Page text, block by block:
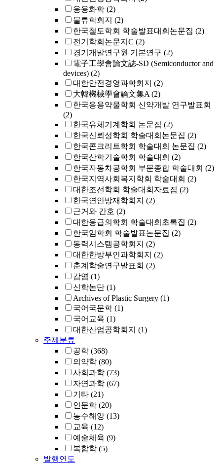
응용화학 (2)
물류학회지 (2)
한국철도학회 학술발표대회논문집 (2)
전기학회논문지C (2)
경기개발연구원 기본연구 (2)
電子工學會論文誌-SD (Semiconductor and
devices) (2)
대한안전경영과학회지 (2)
大韓機械學會論文集A (2)
한국응용약물학회 신약개발 연구발표회
(2)
한국유체기계학회 논문집 (2)
한국신뢰성학회 학술대회논문집 (2)
한국콘크리트학회 학술대회 논문집 (2)
한국산학기술학회 학술대회 (2)
한국자동차공학회 부문종합 학술대회 (2)
한국지역사회복지학회 학술대회 (2)
대한조선학회 학술대회자료집 (2)
한국연안방재학회지 (2)
근거와 간호 (2)
대한응급의학회 학술대회초록집 (2)
한국임학회 학술발표논문집 (2)
동력시스템공학회지 (2)
대한한방부인과학회지 (2)
춘계학술연구발표회 (2)
감염 (1)
신학논단 (1)
Archives of Plastic Surgery (1)
국어국문학 (1)
국어교육 (1)
대한산업공학회지 (1)
주제분류
공학 (368)
의약학 (80)
사회과학 (73)
자연과학 (67)
기타 (21)
인문학 (20)
농수해양 (13)
교육 (12)
예술체육 (9)
복합학 (5)
발행연도